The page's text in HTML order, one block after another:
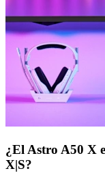
¿El Astro A50 X
X|S?